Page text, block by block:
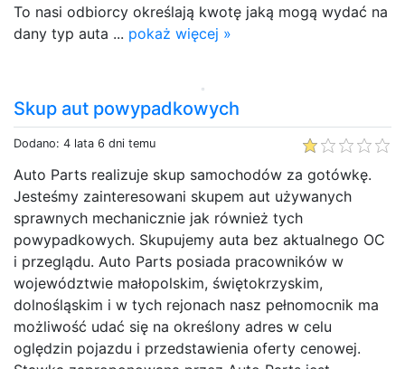
To nasi odbiorcy określają kwotę jaką mogą wydać na
dany typ auta ... pokaż więcej »
Skup aut powypadkowych
Dodano: 4 lata 6 dni temu
Auto Parts realizuje skup samochodów za gotówkę.
Jesteśmy zainteresowani skupem aut używanych
sprawnych mechanicznie jak również tych
powypadkowych. Skupujemy auta bez aktualnego OC
i przeglądu. Auto Parts posiada pracowników w
województwie małopolskim, świętokrzyskim,
dolnośląskim i w tych rejonach nasz pełnomocnik ma
możliwość udać się na określony adres w celu
oględzin pojazdu i przedstawienia oferty cenowej.